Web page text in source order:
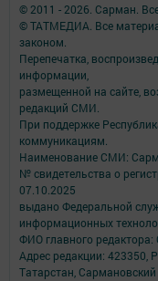
© 2011 - 2026. Сарман.
© ТАТМЕДИА. Все
законом.
Перепечатка,
информации,
размещенной на сайте,
редакций СМИ.
При поддержке
коммуникациям.
Наименование СМИ:
№ свидетельства о
07.10.2025
выдано Федеральной
информационных
ФИО главного
Адрес редакции: 423350,
Татарстан,